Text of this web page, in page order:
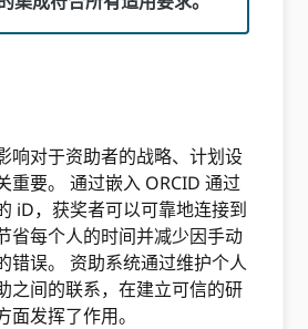
响对于资助者的战略、计划设
重要。 通过嵌入 ORCID 通过
iD，获奖者可以可靠地连接到
省每个人的时间并减少因手动
错误。 资助系统通过维护个人
之间的联系，在建立可信的研
面发挥了作用。